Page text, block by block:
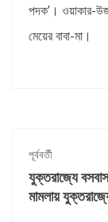
পদক’। ওয়াকার-
মেয়ের বাবা-মা।
পূর্ববর্তী
যুক্তরাজ্যে
মামলায়